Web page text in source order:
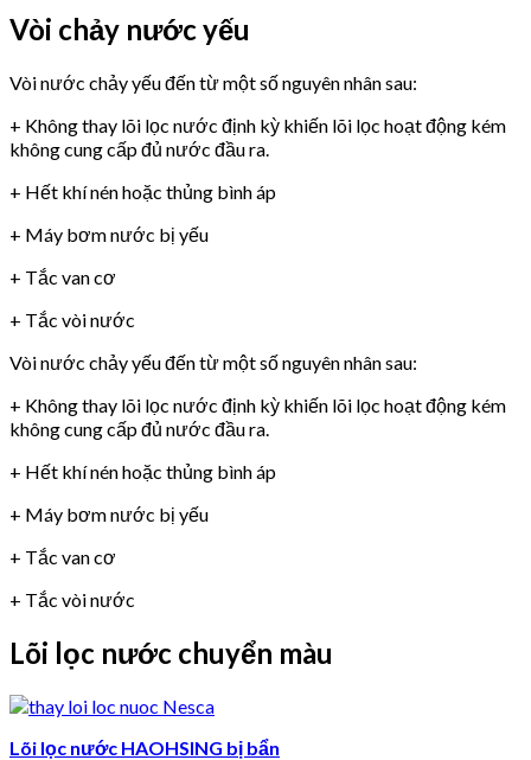
Vòi chảy nước yếu
Vòi nước chảy yếu đến từ một số nguyên nhân sau:
+ Không thay lõi lọc nước định kỳ khiến lõi lọc hoạt động kém
không cung cấp đủ nước đầu ra.
+ Hết khí nén hoặc thủng bình áp
+ Máy bơm nước bị yếu
+ Tắc van cơ
+ Tắc vòi nước
Vòi nước chảy yếu đến từ một số nguyên nhân sau:
+ Không thay lõi lọc nước định kỳ khiến lõi lọc hoạt động kém
không cung cấp đủ nước đầu ra.
+ Hết khí nén hoặc thủng bình áp
+ Máy bơm nước bị yếu
+ Tắc van cơ
+ Tắc vòi nước
Lõi lọc nước chuyển màu
Lõi lọc nước HAOHSING bị bẩn